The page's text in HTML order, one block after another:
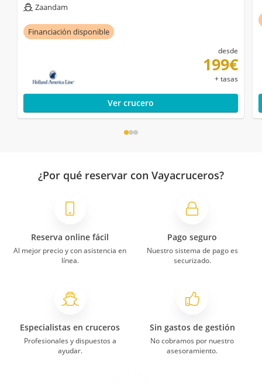
Zaandam
Financiación disponible
desde
199€
+ tasas
Ver crucero
¿Por qué reservar con Vayacruceros?
Reserva online fácil
Al mejor precio y con asistencia en
línea.
Pago seguro
Nuestro sistema de pago es
securizado.
Especialistas en cruceros
Profesionales y dispuestos a
ayudar.
Sin gastos de gestión
No cobramos por nuestro
asesoramiento.